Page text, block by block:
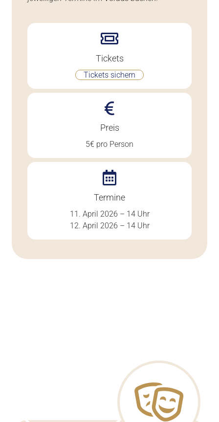
Tickets
Tickets sichern
Preis
5€ pro Person
Termine
11. April 2026 – 14 Uhr
12. April 2026 – 14 Uhr